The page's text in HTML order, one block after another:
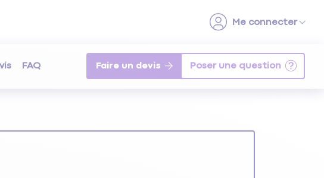
FAQ Faire un devis